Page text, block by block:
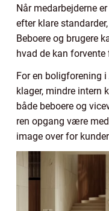
Når medarbejderne
efter klare
Beboere og brugere
hvad de kan
For en boligforening
klager, mindre intern
både beboere og
ren opgang være
image over for